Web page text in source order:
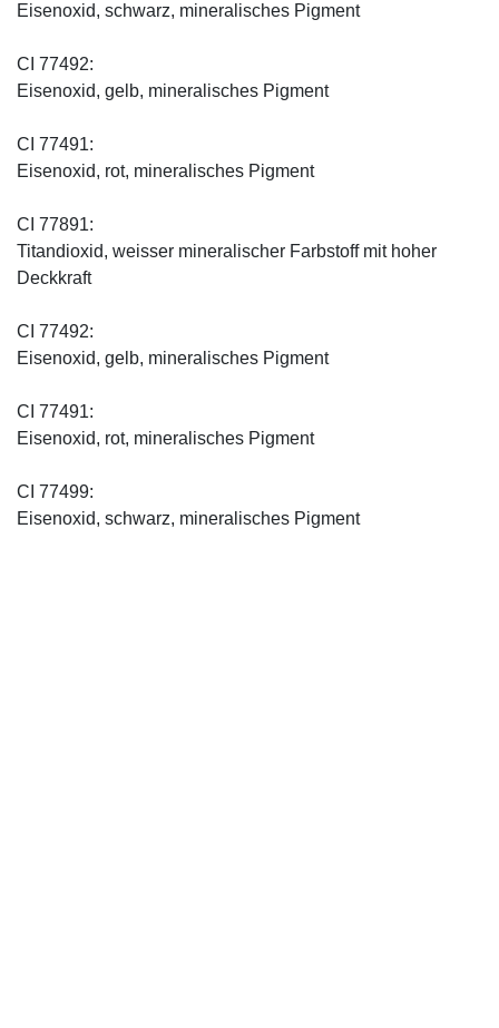
Eisenoxid, schwarz, mineralisches Pigment
CI 77492:
Eisenoxid, gelb, mineralisches Pigment
CI 77491:
Eisenoxid, rot, mineralisches Pigment
CI 77891:
Titandioxid, weisser mineralischer Farbstoff mit hoher
Deckkraft
CI 77492:
Eisenoxid, gelb, mineralisches Pigment
CI 77491:
Eisenoxid, rot, mineralisches Pigment
CI 77499:
Eisenoxid, schwarz, mineralisches Pigment